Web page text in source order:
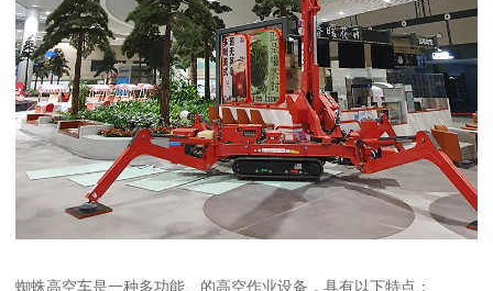
蜘蛛高空车是一种多功能、的高空作业设备，具有以下特点：